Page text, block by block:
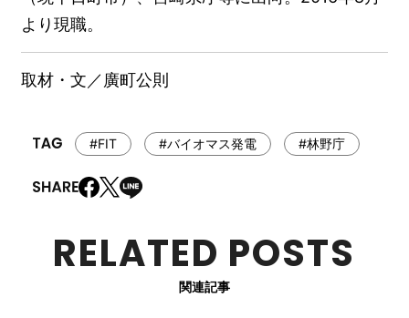
より現職。
取材・文／廣町公則
#FIT #バイオマス発電 #林野庁
RELATED POSTS
関連記事